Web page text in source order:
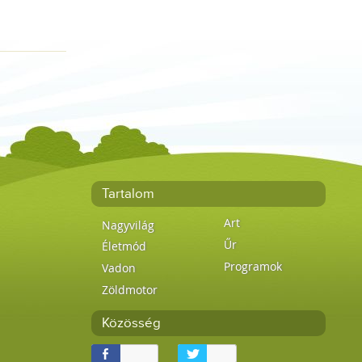
Tartalom
Nagyvilág
Életmód
Vadon
Zöldmotor
Art
Űr
Programok
Közösség